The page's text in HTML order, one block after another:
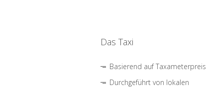
Das Taxi
Basierend auf Taxameterpreis
Durchgeführt von lokalen